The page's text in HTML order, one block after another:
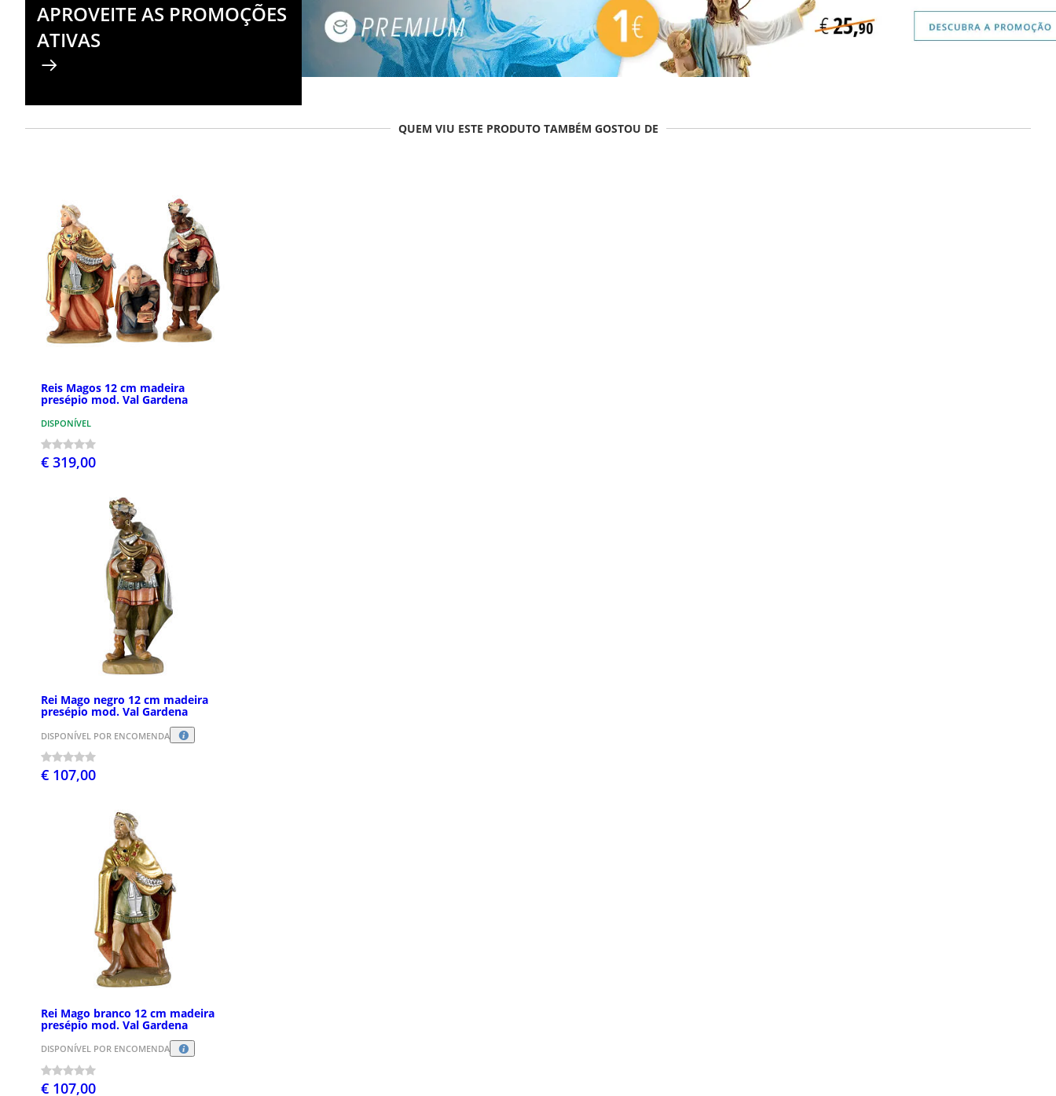
APROVEITE AS PROMOÇÕES
ATIVAS
QUEM VIU ESTE PRODUTO TAMBÉM GOSTOU DE
Reis Magos 12 cm madeira
presépio mod. Val Gardena
DISPONÍVEL
€ 319,00
Rei Mago negro 12 cm madeira
presépio mod. Val Gardena
DISPONÍVEL POR ENCOMENDA
€ 107,00
Rei Mago branco 12 cm madeira
presépio mod. Val Gardena
DISPONÍVEL POR ENCOMENDA
€ 107,00